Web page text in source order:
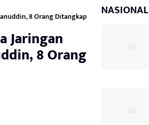
8 Orang Ditangkap
Jaringan
8 Orang
NASIONAL